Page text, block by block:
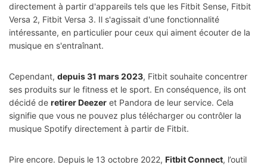
directement à partir d'appareils tels que les Fitbit Sense, Fitbit
Versa 2, Fitbit Versa 3. Il s'agissait d'une fonctionnalité
intéressante, en particulier pour ceux qui aiment écouter de la
musique en s'entraînant.
Cependant, depuis 31 mars 2023, Fitbit souhaite concentrer
ses produits sur le fitness et le sport. En conséquence, ils ont
décidé de retirer Deezer et Pandora de leur service. Cela
signifie que vous ne pouvez plus télécharger ou contrôler la
musique Spotify directement à partir de Fitbit.
Pire encore. Depuis le 13 octobre 2022, Fitbit Connect, l’outil